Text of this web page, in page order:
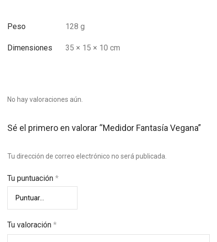
Peso 128 g
Dimensiones 35 × 15 × 10 cm
No hay valoraciones aún.
Sé el primero en valorar “Medidor Fantasía Vegana”
Tu dirección de correo electrónico no será publicada.
Tu puntuación *
Tu valoración *